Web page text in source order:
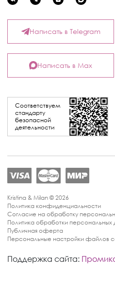
Соответствуем
стандарту
безопасной
деятельности
Написать в Telegram
Написать в Max
Kristina & Milan © 2026
Политика конфиденциальности
Согласие на обработку
Политика обработки персональных
Публичная оферта
Персональные настройки файлов
Поддержка сайта: